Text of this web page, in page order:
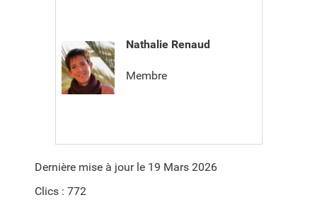
Nathalie Renaud
Membre
Dernière mise à jour le 19 Mars 2026
Clics : 772